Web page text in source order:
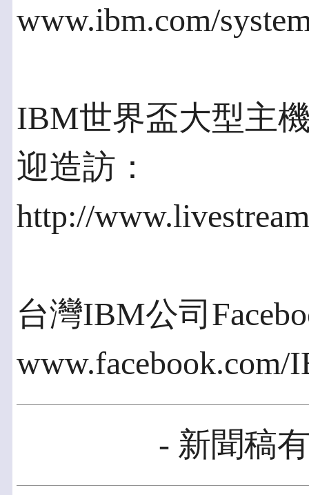
www.ibm.com/
IBM世界盃大型主
迎造訪：
http://
台灣IBM公司
www.facebook.com/
- 新聞稿